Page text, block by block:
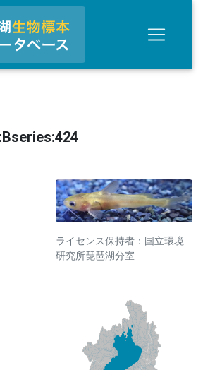
ライセンス保持者：国立環境
研究所琵琶湖分室